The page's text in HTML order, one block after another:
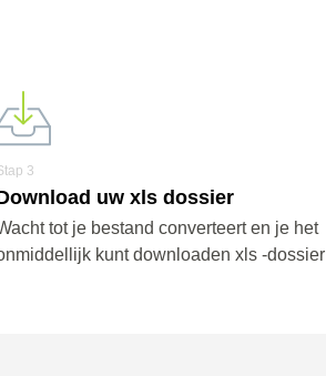
3
uw xls dossier
tot je bestand converteert en je het
kunt downloaden xls -dossier